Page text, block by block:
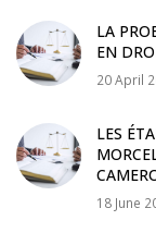
LA
EN
20 April
LES
18 June